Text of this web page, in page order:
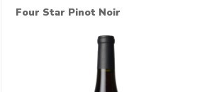
Four Star Pinot Noir